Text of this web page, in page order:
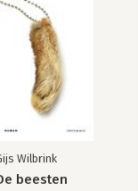
Wilbrink
beesten